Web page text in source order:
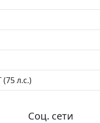
л.с.)
Соц. сети